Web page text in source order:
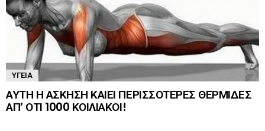
ΥΓΕΊΑ
ΑΥΤΗ Η ΑΣΚΗΣΗ ΚΑΙΕΙ ΠΕΡΙΣΣΟΤΕΡΕΣ ΘΕΡΜΙΔΕΣ
ΑΠ’ ΟΤΙ 1000 ΚΟΙΛΙΑΚΟΙ!